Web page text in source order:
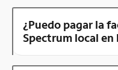
¿Puedo pagar la
Spectrum local en